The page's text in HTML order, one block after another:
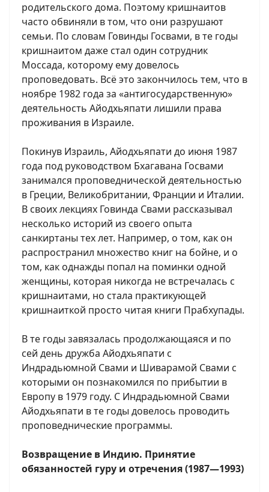
родительского дома. Поэтому кришнаитов
часто обвиняли в том, что они разрушают
семьи. По словам Говинды Госвами, в те годы
кришнаитом даже стал один сотрудник
Моссада, которому ему довелось
проповедовать. Всё это закончилось тем, что в
ноябре 1982 года за «антигосударственную»
деятельность Айодхьяпати лишили права
проживания в Израиле.
Покинув Израиль, Айодхьяпати до июня 1987
года под руководством Бхагавана Госвами
занимался проповеднической деятельностью
в Греции, Великобритании, Франции и Италии.
В своих лекциях Говинда Свами рассказывал
несколько историй из своего опыта
санкиртаны тех лет. Например, о том, как он
распространил множество книг на бойне, и о
том, как однажды попал на поминки одной
женщины, которая никогда не встречалась с
кришнаитами, но стала практикующей
кришнаиткой просто читая книги Прабхупады.
В те годы завязалась продолжающаяся и по
сей день дружба Айодхьяпати с
Индрадьюмной Свами и Шиварамой Свами с
которыми он познакомился по прибытии в
Европу в 1979 году. С Индрадьюмной Свами
Айодхьяпати в те годы довелось проводить
проповеднические программы.
Возвращение в Индию. Принятие
обязанностей гуру и отречения (1987—1993)